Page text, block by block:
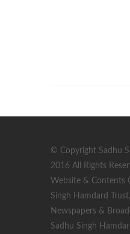
© Copyright Sadhu
2016 All Rights
Website & Contents
Singh Hamdard
Newspapers &
Sadhu Singh